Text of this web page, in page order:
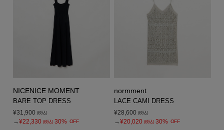
NICENICE MOMENT
BARE TOP DRESS
¥31,900 (税込)
→¥22,330 (税込) 30% OFF
normment
LACE CAMI DRESS
¥28,600 (税込)
→¥20,020 (税込) 30% OFF